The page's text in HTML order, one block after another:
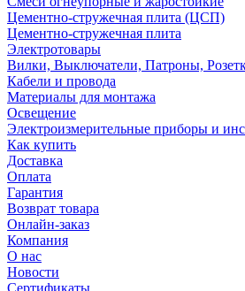
Цементно-стружечная плита (ЦСП)
Цементно-стружечная плита
Электротовары
Вилки, Выключатели, Патроны,
Кабели и провода
Материалы для монтажа
Освещение
Электроизмерительные приборы и
Как купить
Доставка
Оплата
Гарантия
Возврат товара
Онлайн-заказ
Компания
О нас
Новости
Сертификаты